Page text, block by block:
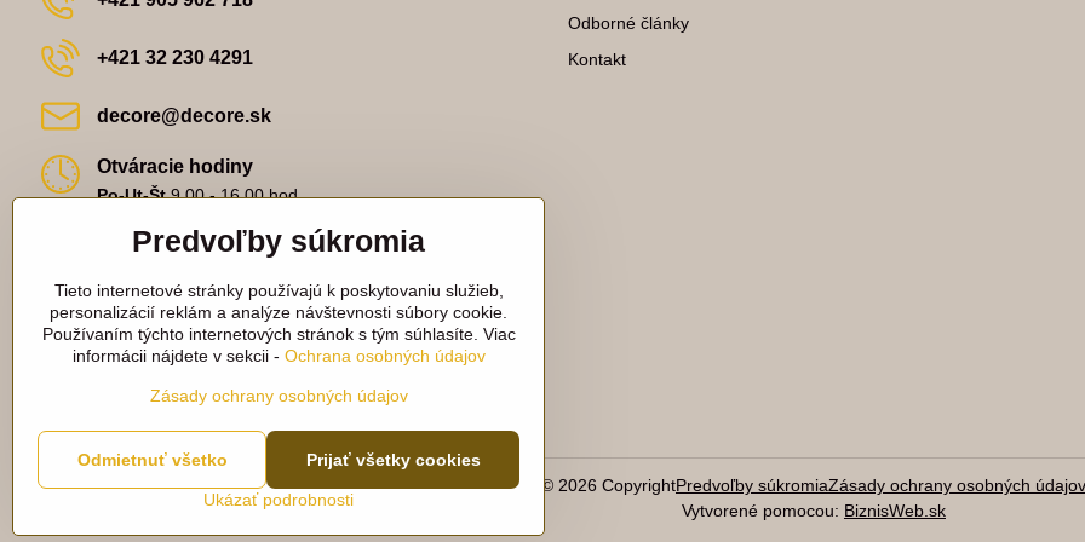
+421 32 230 4291
decore​@decore​.sk
Otváracie hodiny
Po-Ut-Št9,00 - 16,00 hod.
9,00 - 14,00 hod.
Fakturačné údaje:
Decore s.r.o.
Lieskovská 2542/13
915 01 Nové Mesto nad Váhom
IČ DPH - 2022782762
Odborné články
Kontakt
© 2026 CopyrightPredvoľby súkromiaZásady ochrany osobných údajov
Vytvorené pomocou: BiznisWeb.sk
Predvoľby súkromia
Tieto internetové stránky používajú k poskytovaniu služieb,
personalizácií reklám a analýze návštevnosti súbory cookie.
Používaním týchto internetových stránok s tým súhlasíte. Viac
informácii nájdete v sekcii - Ochrana osobných údajov
Zásady ochrany osobných údajov
Ukázať podrobnosti
Prijať všetky cookies
Odmietnuť všetko